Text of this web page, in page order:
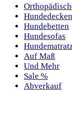
Hundedecken
Hundebetten
Hundesofas
Auf Maß
Und Mehr
Sale %
Abverkauf